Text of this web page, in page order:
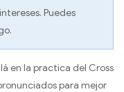
Puedes
en la practica del Cross
para mejor